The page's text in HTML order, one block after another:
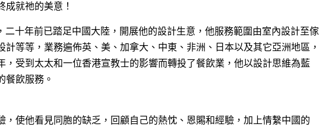
成就祂的美意！
二十年前已踏足中國大陸，開展他的設計生意，他服務範圍由室內設計至傢
計等等，業務遍佈英、美、加拿大、中東、非洲、日本以及其它亞洲地區，
，受到太太和一位香港宣教士的影響而轉投了餐飲業，他以設計思維為藍
餐飲服務。
，使他看見同胞的缺乏，回顧自己的熱忱、恩賜和經驗，加上情繫中國的